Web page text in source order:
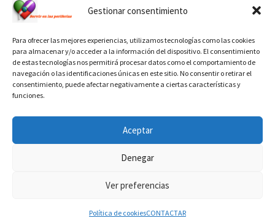
Gestionar consentimiento
Para ofrecer las mejores experiencias, utilizamos tecnologías como las cookies
para almacenar y/o acceder a la información del dispositivo. El consentimiento
de estas tecnologías nos permitirá procesar datos como el comportamiento de
navegación o las identificaciones únicas en este sitio. No consentir o retirar el
consentimiento, puede afectar negativamente a ciertas características y
funciones.
Aceptar
Denegar
Ver preferencias
Política de cookiesCONTACTAR
Diaconado permanente– Todos los derechos reservados
WP